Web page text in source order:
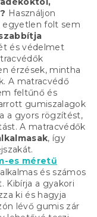
Használjon
egyetlen folt sem
és védelmet
érzések, mintha
A matracvédő
feltűnő és
gumiszalagok
a gyors rögzítést,
A matracvédők
, így
es méretű
és számos
Kibírja a gyakori
ki és hagyja
lévő gumis zár